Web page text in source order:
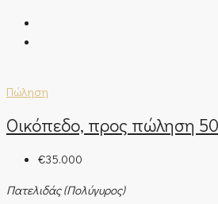
Πώληση
Οικόπεδο, προς πώληση
€35.000
Πατελιδάς (Πολύγυρος)